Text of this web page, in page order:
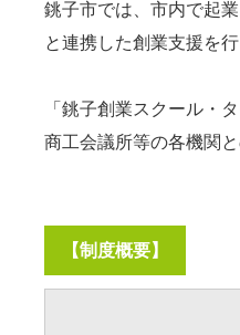
銚子市では、市内で起
と連携した創業支援を
「銚子創業スクール・
商工会議所等の各機関
【制度概要】